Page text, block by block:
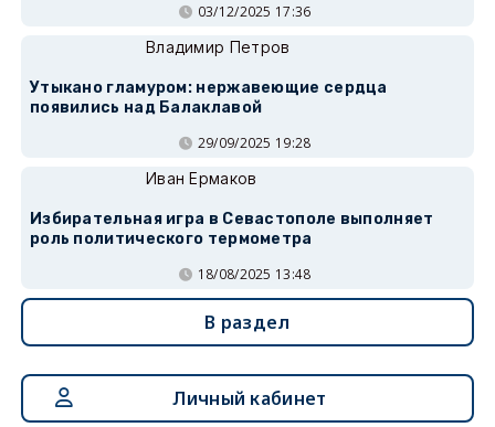
03/12/2025 17:36
Владимир Петров
Утыкано гламуром: нержавеющие сердца
появились над Балаклавой
29/09/2025 19:28
Иван Ермаков
Избирательная игра в Севастополе выполняет
роль политического термометра
18/08/2025 13:48
В раздел
Личный кабинет